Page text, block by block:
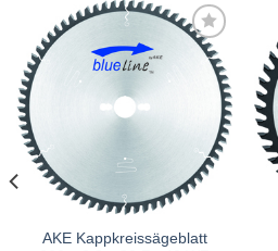
hinzufügen
AKE Kappkreissägeblatt